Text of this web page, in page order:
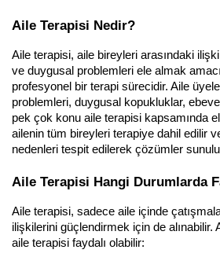
Aile Terapisi Nedir?
Aile terapisi, aile bireyleri arasındaki ilişki
ve duygusal problemleri ele almak
profesyonel bir terapi sürecidir. Aile
problemleri, duygusal kopukluklar,
pek çok konu aile terapisi kapsamında
ailenin tüm bireyleri terapiye dahil edilir
nedenleri tespit edilerek çözümler
Aile Terapisi Hangi Durumlarda
Aile terapisi, sadece aile içinde
ilişkilerini güçlendirmek için de alınabilir.
aile terapisi faydalı olabilir: